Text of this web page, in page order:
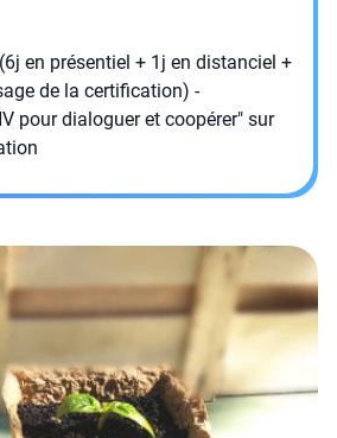
en présentiel + 1j en distanciel +
de la certification) -
pour dialoguer et coopérer" sur